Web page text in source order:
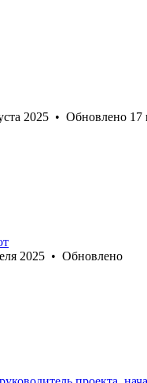
2025 • Обновлено 17
2025 • Обновлено